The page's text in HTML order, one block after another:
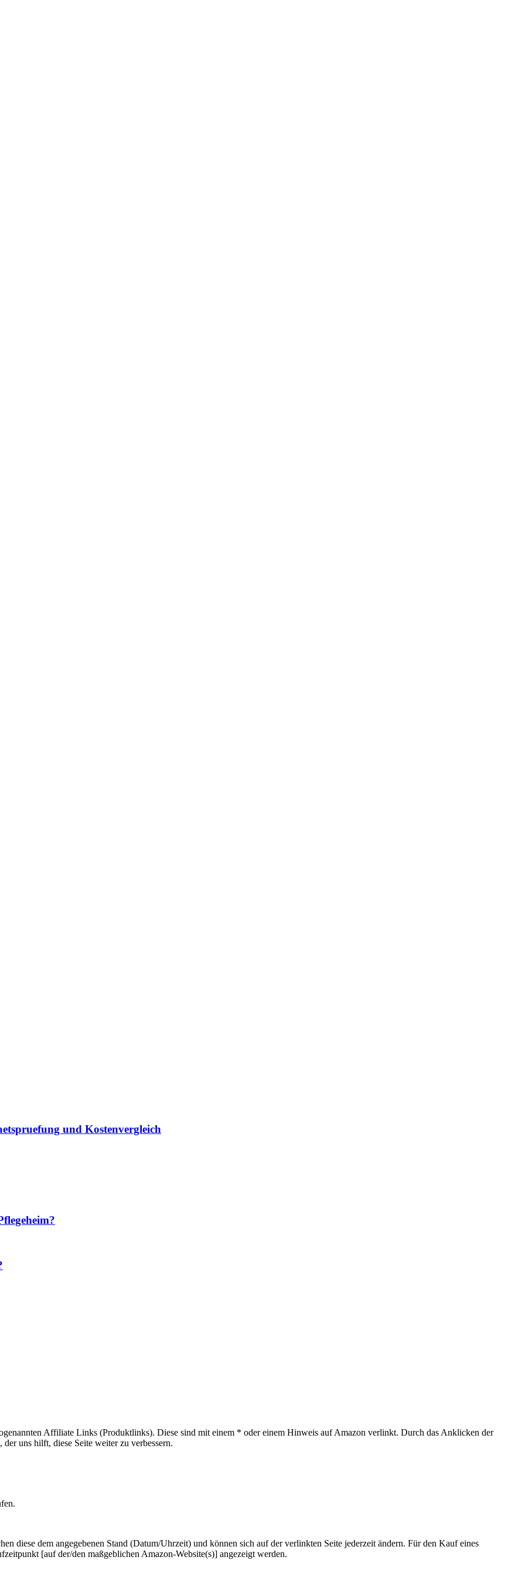
und Kostenvergleich
Affiliate Links (Produktlinks). Diese sind mit einem * oder einem Hinweis auf Amazon verlinkt. Durch das Anklicken der
uns hilft, diese Seite weiter zu verbessern.
diese dem angegebenen Stand (Datum/Uhrzeit) und können sich auf der verlinkten Seite jederzeit ändern. Für den Kauf eines
[auf der/den maßgeblichen Amazon-Website(s)] angezeigt werden.